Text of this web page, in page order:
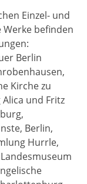
Einzel- und
befinden
Berlin
Kirche zu
und Fritz
Berlin,
Hurrle,